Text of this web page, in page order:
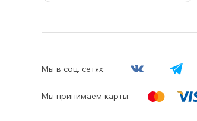
Мы в соц. сетях:
Мы принимаем карты: